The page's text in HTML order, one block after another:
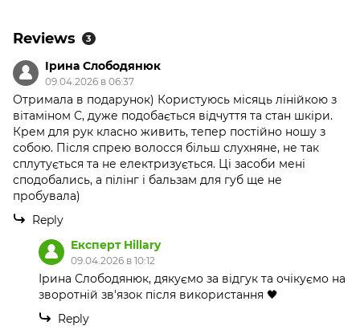
Reviews 3
Ірина Слободянюк
09.04.2026 в 06:37
Отримала в подарунок) Користуюсь місяць лінійкою з
вітаміном С, дуже подобається відчуття та стан шкіри.
Крем для рук класно живить, тепер постійно ношу з
собою. Після спрею волосся більш слухняне, не так
сплутується та не електризується. Ці засоби мені
сподобались, а пілінг і бальзам для губ ще не
пробувала)
Reply
Експерт Hillary
09.04.2026 в 10:12
Ірина Слободянюк, дякуємо за відгук та очікуємо на
зворотній зв'язок після використання 🖤
Reply